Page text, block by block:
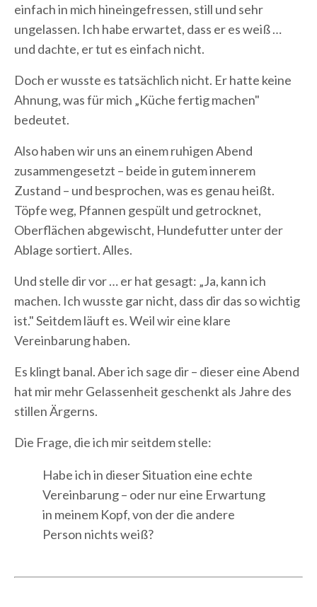
einfach in mich hineingefressen, still und sehr
ungelassen. Ich habe erwartet, dass er es weiß …
und dachte, er tut es einfach nicht.
Doch er wusste es tatsächlich nicht. Er hatte keine
Ahnung, was für mich „Küche fertig machen"
bedeutet.
Also haben wir uns an einem ruhigen Abend
zusammengesetzt – beide in gutem innerem
Zustand – und besprochen, was es genau heißt.
Töpfe weg, Pfannen gespült und getrocknet,
Oberflächen abgewischt, Hundefutter unter der
Ablage sortiert. Alles.
Und stelle dir vor … er hat gesagt: „Ja, kann ich
machen. Ich wusste gar nicht, dass dir das so wichtig
ist." Seitdem läuft es. Weil wir eine klare
Vereinbarung haben.
Es klingt banal. Aber ich sage dir – dieser eine Abend
hat mir mehr Gelassenheit geschenkt als Jahre des
stillen Ärgerns.
Die Frage, die ich mir seitdem stelle:
Habe ich in dieser Situation eine echte
Vereinbarung – oder nur eine Erwartung
in meinem Kopf, von der die andere
Person nichts weiß?